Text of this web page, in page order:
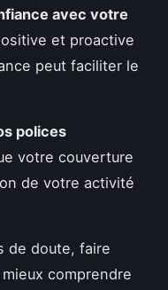
avec votre
et proactive
peut faciliter le
polices
votre couverture
de votre activité
de doute, faire
comprendre